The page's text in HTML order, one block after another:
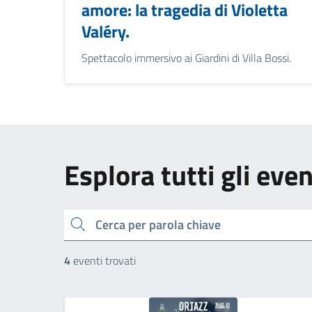
amore: la tragedia di Violetta
Valéry.
Spettacolo immersivo ai Giardini di Villa Bossi.
Esplora tutti gli
cerca
4eventi trovati